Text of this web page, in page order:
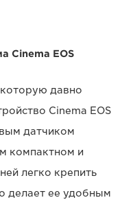
Cinema EOS
давно
Cinema EOS
датчиком
компактном и
легко крепить
делает ее удобным